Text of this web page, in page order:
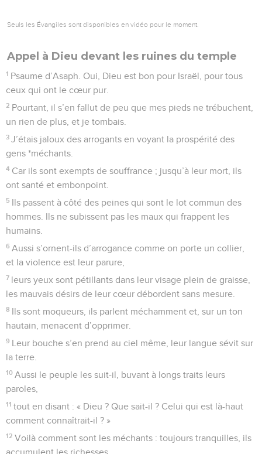
Seuls les Évangiles sont disponibles en vidéo pour le moment.
Appel à Dieu devant les ruines du temple
1 Psaume d’Asaph. Oui, Dieu est bon pour Israël, pour tous
ceux qui ont le cœur pur.
2 Pourtant, il s’en fallut de peu que mes pieds ne trébuchent,
un rien de plus, et je tombais.
3 J’étais jaloux des arrogants en voyant la prospérité des
gens *méchants.
4 Car ils sont exempts de souffrance ; jusqu’à leur mort, ils
ont santé et embonpoint.
5 Ils passent à côté des peines qui sont le lot commun des
hommes. Ils ne subissent pas les maux qui frappent les
humains.
6 Aussi s’ornent-ils d’arrogance comme on porte un collier,
et la violence est leur parure,
7 leurs yeux sont pétillants dans leur visage plein de graisse,
les mauvais désirs de leur cœur débordent sans mesure.
8 Ils sont moqueurs, ils parlent méchamment et, sur un ton
hautain, menacent d’opprimer.
9 Leur bouche s’en prend au ciel même, leur langue sévit sur
la terre.
10 Aussi le peuple les suit-il, buvant à longs traits leurs
paroles,
11 tout en disant : « Dieu ? Que sait-il ? Celui qui est là-haut
comment connaîtrait-il ? »
12 Voilà comment sont les méchants : toujours tranquilles, ils
accumulent les richesses.